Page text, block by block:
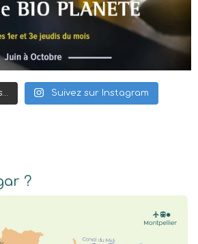
Suivez sur Instagram
?